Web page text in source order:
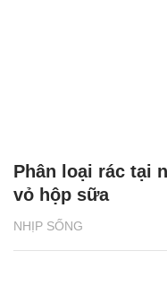
NHỊP SỐNG
Phân loại rác tại
vỏ hộp sữa